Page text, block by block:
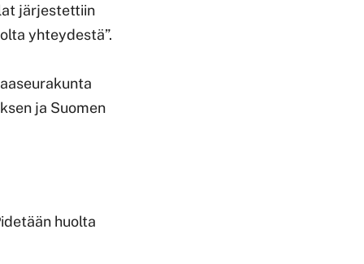
järjestettiin
yhteydestä”.
ja Suomen
huolta